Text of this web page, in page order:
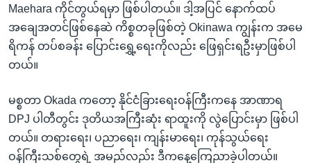
ရန်
နေရာ
သို့
ကျော်
Maehara ကိုင်တွယ်ရမှာ ဖြစ်ပါတယ်။ ဒါ့အပြင် နောက်ထပ်
အချေအတင်ဖြစ်နေဆဲ ကိစ္စတခုဖြစ်တဲ့ Okinawa ကျွန်းက အမေ
ရိကန် တပ်စခန်း ပြောင်းရွှေ့ရေးကိုလည်း ဖြေရှင်းရဦးမှာဖြစ်ပါ
တယ်။
မစ္စတာ Okada ကတော့ နိုင်ငံခြားရေးဝန်ကြီးကနေ အာဏာရ
DPJ ပါတီတွင်း ဒုတိယအကြီးဆုံး ရာထူးကို လွဲပြောင်းမှာ ဖြစ်ပါ
တယ်။ တရားရေး၊ ပညာရေး၊ ကျန်းမာရေး၊ ကုန်သွယ်ရေး
ဝန်ကြီးသစ်တွေရဲ့ အမည်လည်း ဒီကနေ့ကြေညာခဲ့ပါတယ်။